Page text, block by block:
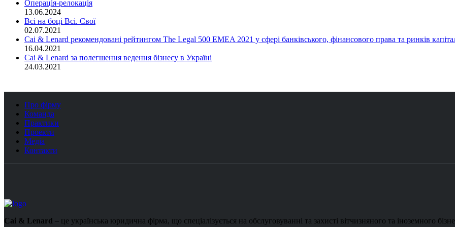
Операція-релокація
13.06.2024
Всі на боці Всі. Свої
02.07.2021
Cai & Lenard рекомендовані рейтингом The Legal 500 EMEA 2021 у сфері банківського, фінансового права та ринків
16.04.2021
Cai & Lenard за полегшення ведення бізнесу в Україні
24.03.2021
Про фірму
Команда
Практики
Проекти
Медіа
Контакти
Cai & Lenard – це українська юридична фірма, що спеціалізується на обслуговуванні та захисті вітчизняного та іноземного